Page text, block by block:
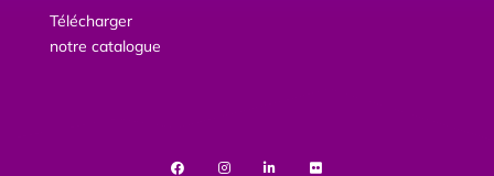
Télécharger
notre catalogue